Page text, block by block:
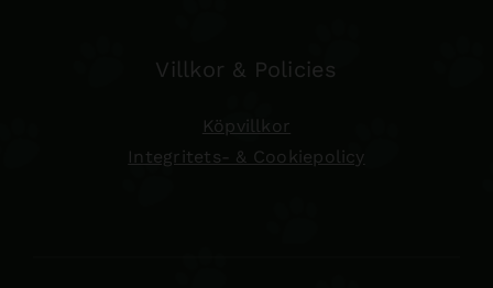
Villkor & Policies
Köpvillkor
Integritets- & Cookiepolicy